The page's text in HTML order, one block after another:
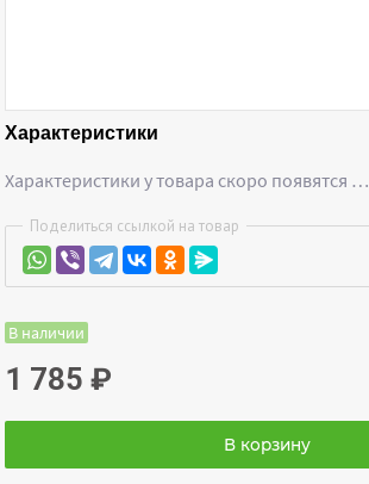
Характеристики
Характеристики у товара скоро появятся …
Поделиться ссылкой на товар
В наличии
1 785₽
В корзину